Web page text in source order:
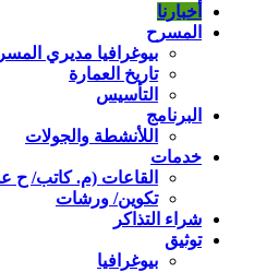
أخبارنا
المسرح
بيوغرافيا مديري
تاريخ العمارة
التأسيس
البرنامج
اللأنشطة والجولات
خدمات
القاعات (م. كاتب/ ح
تكوين/ ورشات
شراء التذاكر
توثيق
بيوغرافيا